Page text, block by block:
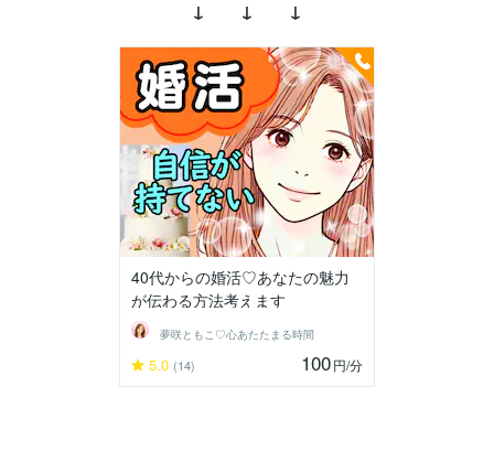
↓ ↓ ↓
40代からの婚活♡あなたの魅力
が伝わる方法考えます
夢咲ともこ♡心あたたまる時間
5.0 (14) 100円/分